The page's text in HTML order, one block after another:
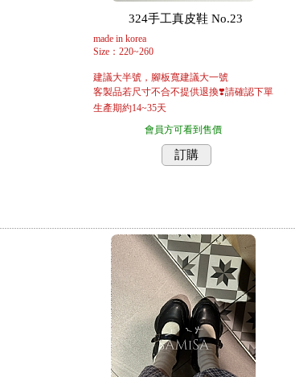
324手工真皮鞋 No.23
made in korea
Size：220~260
建議大半號，腳板寬建議大一號
客製品若尺寸不合不提供退換❣️請確認下單
生產期約14~35天
會員方可看到售價
訂購